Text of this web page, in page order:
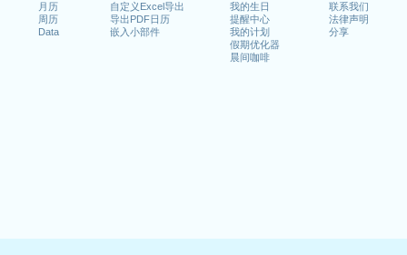
月历
周历
Data
自定义Excel导出
导出PDF日历
嵌入小部件
我的生日
提醒中心
我的计划
假期优化器
晨间咖啡
联系我们
法律声明
分享